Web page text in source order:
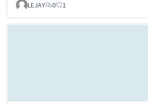
LEJAY
0 1